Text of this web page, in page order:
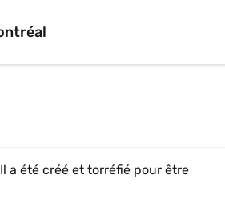
a été créé et torréfié pour être